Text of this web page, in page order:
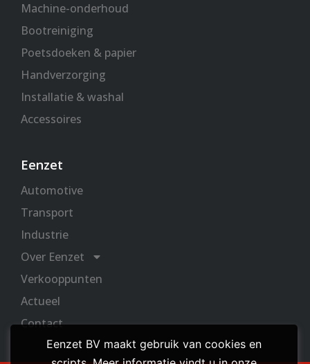
Machine-onderhoud
Bootreiniging
Poetsdoeken & papier
Handverzorging
Installatie & washal
Accessoires
Eenzet
Automotive
Transport
Industrie
Over Eenzet
Verkooppunten
Actueel
Contact
Eenzet BV maakt gebruik van cookies en